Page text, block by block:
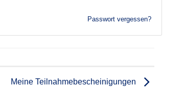
Passwort vergessen?
Meine Teilnahmebescheinigungen